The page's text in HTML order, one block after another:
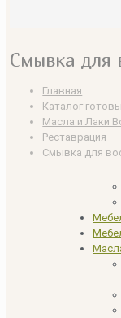
Смывка для
Главная
Каталог
Масла и Лаки
Реставрация
Смывка для